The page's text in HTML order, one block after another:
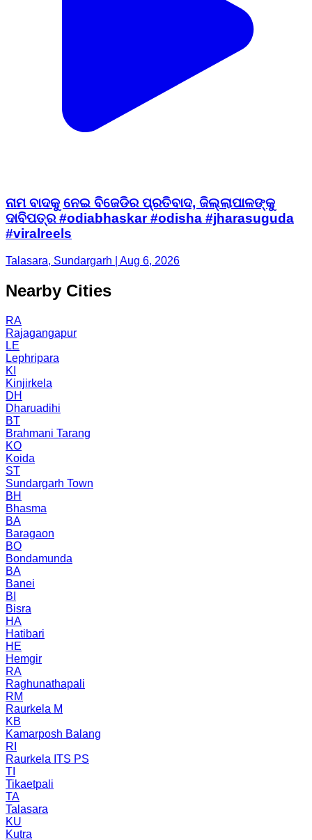
ନାମ ବାଦକୁ ନେଇ ବିଜେଡିର ପ୍ରତିବାଦ, ଜିଲ୍ଲାପାଳଙ୍କୁ
ଦାବିପତ୍ର #odiabhaskar #odisha #jharasuguda
#viralreels
Talasara, Sundargarh | Aug 6, 2026
Nearby Cities
RA
Rajagangapur
LE
Lephripara
KI
Kinjirkela
DH
Dharuadihi
BT
Brahmani Tarang
KO
Koida
ST
Sundargarh Town
BH
Bhasma
BA
Baragaon
BO
Bondamunda
BA
Banei
BI
Bisra
HA
Hatibari
HE
Hemgir
RA
Raghunathapali
RM
Raurkela M
KB
Kamarposh Balang
RI
Raurkela ITS PS
TI
Tikaetpali
TA
Talasara
KU
Kutra